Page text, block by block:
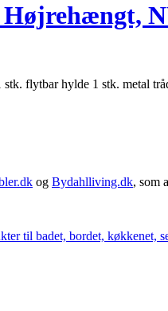
flytbar hylde 1 stk. metal
og Bydahlliving.dk, som
til badet, bordet, køkkenet,